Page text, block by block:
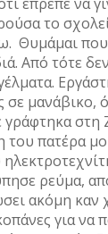
το
Θυμάμαι που
Από τότε
σε μανάβικο,
στη
πατέρα
ρεύμα,
ακόμη καν
για να